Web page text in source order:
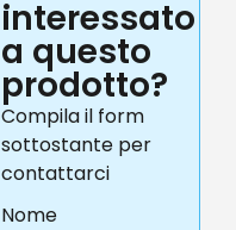
interessato
a questo
prodotto?
Compila il form
sottostante per
contattarci
Nome